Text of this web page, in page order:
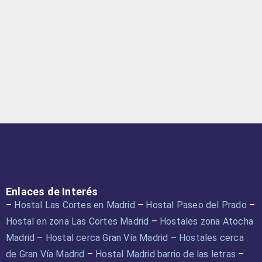
Enlaces de Interés
– Hostal Las Cortes en Madrid – Hostal Paseo del Prado –
Hostal en zona Las Cortes Madrid – Hostales zona Atocha
Madrid – Hostal cerca Gran Vía Madrid – Hostales cerca
de Gran Vía Madrid – Hostal Madrid barrio de las letras –